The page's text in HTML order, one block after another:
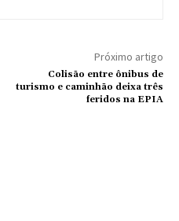
Próximo artigo
Colisão entre ônibus de
turismo e caminhão deixa três
feridos na EPIA